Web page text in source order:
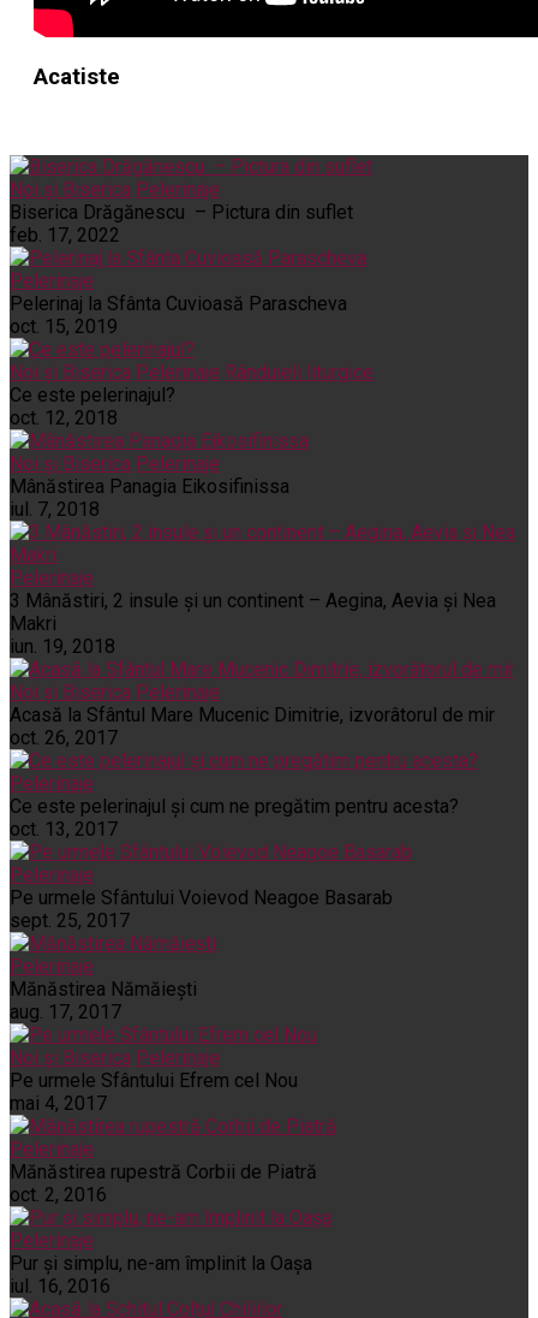
Acatiste
Noi și Biserica Pelerinaje
Biserica Drăgănescu – Pictura din suflet
feb. 17, 2022
Pelerinaje
Pelerinaj la Sfânta Cuvioasă Parascheva
oct. 15, 2019
Noi și Biserica Pelerinaje Rânduieli liturgice
Ce este pelerinajul?
oct. 12, 2018
Noi și Biserica Pelerinaje
Mânăstirea Panagia Eikosifinissa
iul. 7, 2018
Pelerinaje
3 Mânăstiri, 2 insule și un continent – Aegina, Aevia și Nea
Makri
iun. 19, 2018
Noi și Biserica Pelerinaje
Acasă la Sfântul Mare Mucenic Dimitrie, izvorâtorul de mir
oct. 26, 2017
Pelerinaje
Ce este pelerinajul şi cum ne pregătim pentru acesta?
oct. 13, 2017
Pelerinaje
Pe urmele Sfântului Voievod Neagoe Basarab
sept. 25, 2017
Pelerinaje
Mănăstirea Nămăiești
aug. 17, 2017
Noi și Biserica Pelerinaje
Pe urmele Sfântului Efrem cel Nou
mai 4, 2017
Pelerinaje
Mănăstirea rupestră Corbii de Piatră
oct. 2, 2016
Pelerinaje
Pur şi simplu, ne-am împlinit la Oaşa
iul. 16, 2016